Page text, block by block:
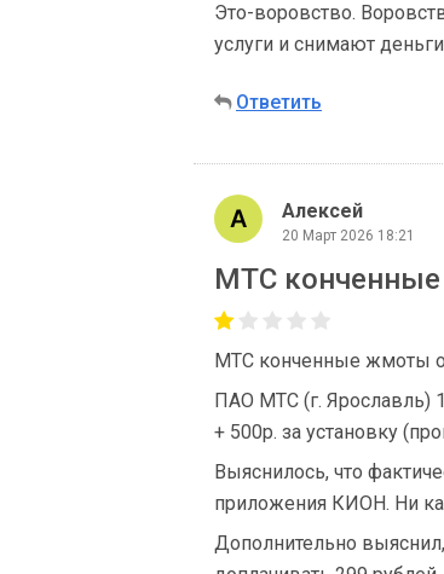
Это-воровство.
услуги и снимают
Ответить
Алексей
20 Март 2026 18:21
МТС
МТС конченные жмоты
ПАО МТС (г. Ярославль)
+ 500р. за установку
Выяснилось, что
приложения КИОН. Ни
Дополнительно